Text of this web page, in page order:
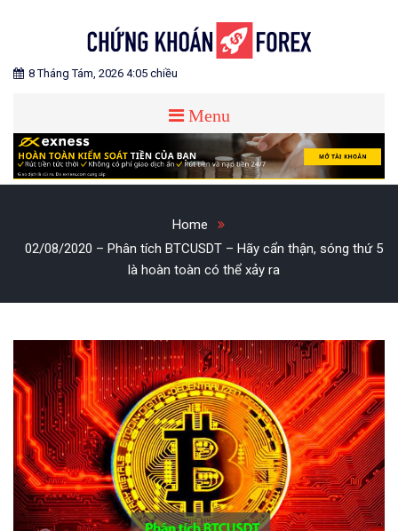
CHỨNG KHOÁN FOREX
Blog chia sẻ về Chứng Khoán và Forex
8 Tháng Tám, 2026 4:05 chiều
Menu
Home
02/08/2020 – Phân tích BTCUSDT – Hãy cẩn thận, sóng thứ 5
là hoàn toàn có thể xảy ra